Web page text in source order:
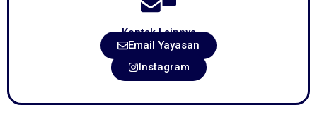
Kontak Lainnya
Email Yayasan
Instagram